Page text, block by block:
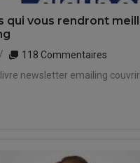
qui vous rendront
118 Commentaires
newsletter emailing